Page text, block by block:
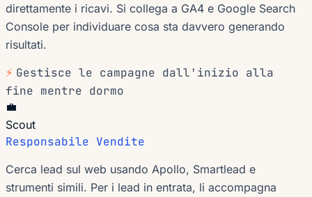
direttamente i ricavi. Si collega a GA4 e Google Search
Console per individuare cosa sta davvero generando
risultati.
⚡ Gestisce le campagne dall'inizio alla
fine mentre dormo
💼
Scout
Responsabile Vendite
Cerca lead sul web usando Apollo, Smartlead e
strumenti simili. Per i lead in entrata, li accompagna